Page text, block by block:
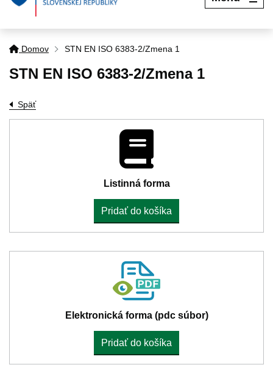
Domov STN EN ISO 6383-2/Zmena 1
STN EN ISO 6383-2/Zmena 1
Späť
Listinná forma
Pridať do košíka
Elektronická forma (pdc súbor)
Pridať do košíka